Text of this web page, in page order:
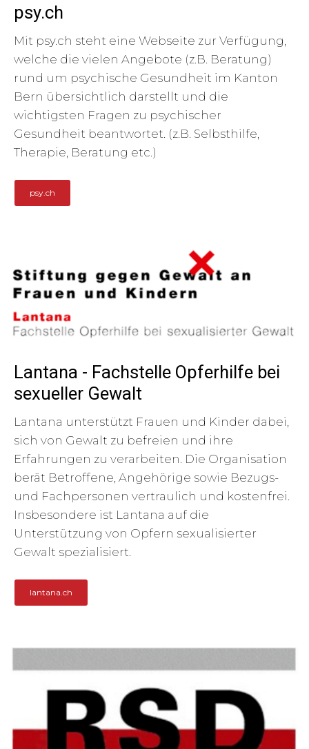
psy.ch
Mit psy.ch steht eine Webseite zur Verfügung,
welche die vielen Angebote (z.B. Beratung)
rund um psychische Gesundheit im Kanton
Bern übersichtlich darstellt und die
wichtigsten Fragen zu psychischer
Gesundheit beantwortet. (z.B. Selbsthilfe,
Therapie, Beratung etc.)
psy.ch
Lantana - Fachstelle Opferhilfe bei
sexueller Gewalt
Lantana unterstützt Frauen und Kinder dabei,
sich von Gewalt zu befreien und ihre
Erfahrungen zu verarbeiten. Die Organisation
berät Betroffene, Angehörige sowie Bezugs-
und Fachpersonen vertraulich und kostenfrei.
Insbesondere ist Lantana auf die
Unterstützung von Opfern sexualisierter
Gewalt spezialisiert.
lantana.ch